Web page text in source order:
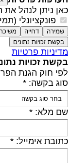
כאן ניתן לנהל
פונקציונלי
שמירה דחייה
בקשת זכויות נתונים
מדיניות פרטיות
בקשת זכויות
לפי חוק הגנת
סוג בקשה: *
שם מלא: *
כתובת אימייל: *